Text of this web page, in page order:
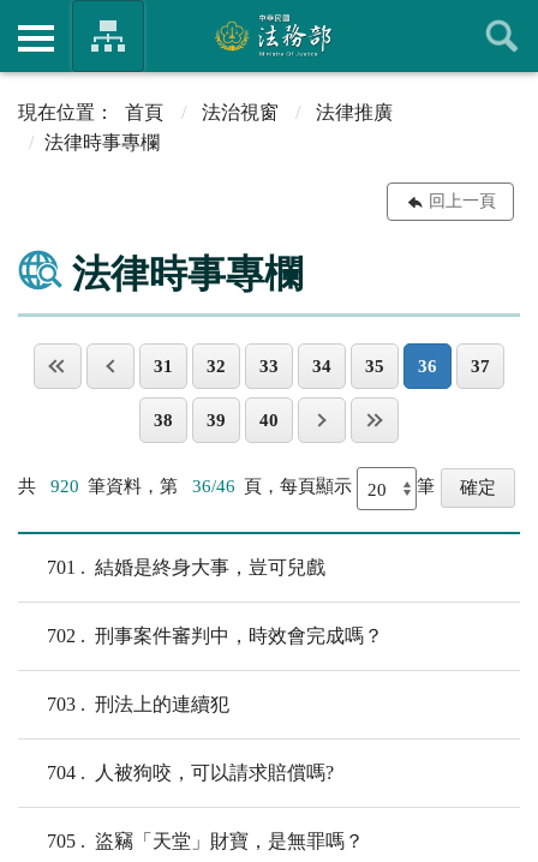
首頁 法治視窗
法律推廣
法律時事專欄
回上一頁
法律時事專欄
31 32 33 34 35 36 37
38 39 40
共 920 筆資料，第 36/46 頁，每頁顯示 筆
701 結婚是終身大事，豈可兒戲
702 刑事案件審判中，時效會完成嗎？
703 刑法上的連續犯
704 人被狗咬，可以請求賠償嗎?
705 盜竊「天堂」財寶，是無罪嗎？